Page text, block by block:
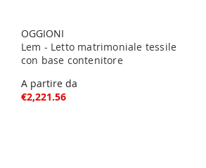
OGGIONI
Lem - Letto matrimoniale tessile
con base contenitore
A partire da
€2,221.56